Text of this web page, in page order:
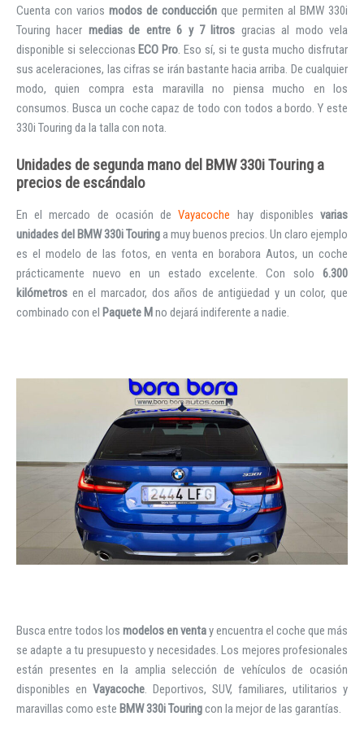
Cuenta con varios modos de conducción que permiten al BMW 330i
Touring hacer medias de entre 6 y 7 litros gracias al modo vela
disponible si seleccionas ECO Pro. Eso sí, si te gusta mucho disfrutar
sus aceleraciones, las cifras se irán bastante hacia arriba. De cualquier
modo, quien compra esta maravilla no piensa mucho en los
consumos. Busca un coche capaz de todo con todos a bordo. Y este
330i Touring da la talla con nota.
Unidades de segunda mano del BMW 330i Touring a
precios de escándalo
En el mercado de ocasión deVayacoche hay disponiblesvarias
unidades del BMW 330i Touringa muy buenos precios. Un claro ejemplo
es el modelo de las fotos, en venta en borabora Autos, un coche
prácticamente nuevo en un estado excelente. Con solo 6.300
kilómetros en el marcador, dos años de antigüedad y un color, que
combinado con el Paquete M no dejará indiferente a nadie.
Busca entre todos los modelos en ventay encuentra el coche que más
se adapte a tu presupuesto y necesidades. Los mejores profesionales
están presentes en la amplia selección de vehículos de ocasión
disponibles en Vayacoche. Deportivos, SUV, familiares, utilitarios y
maravillas como este BMW 330i Touringcon la mejor de las garantías.